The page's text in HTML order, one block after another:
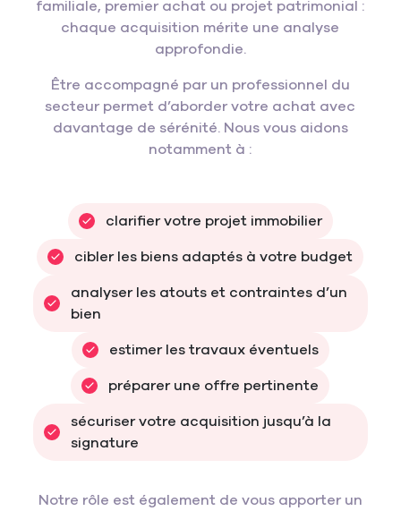
familiale, premier achat ou projet patrimonial :
chaque acquisition mérite une analyse
approfondie.
Être accompagné par un professionnel du
secteur permet d’aborder votre achat avec
davantage de sérénité. Nous vous aidons
notamment à :
clarifier votre projet immobilier
cibler les biens adaptés à votre budget
analyser les atouts et contraintes d’un
bien
estimer les travaux éventuels
préparer une offre pertinente
sécuriser votre acquisition jusqu’à la
signature
Notre rôle est également de vous apporter un